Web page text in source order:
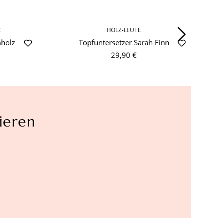
HOLZ-LEUTE
Topfuntersetzer Sarah Finn
29,90 €